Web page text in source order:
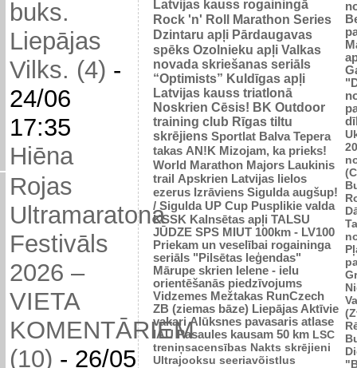
buks.
Liepājas
Vilks. (4) -
24/06
17:35
Hiēna
Rojas
Ultramaratona
Festivāls
2026 –
VIETA
KOMENTĀRIEM
(10) - 26/05
Latvijas kauss rogainingā
Rock 'n' Roll Marathon Series
Dzintaru apļi Pārdaugavas
spēks Ozolnieku apļi Valkas
novada skriešanas seriāls
“Optimists” Kuldīgas apļi
Latvijas kauss triatlonā
Noskrien Cēsis! BK Outdoor
training club Rīgas tiltu
skrējiens Sportlat Balva Tepera
takas AN!K Mizojam, ka prieks!
World Marathon Majors Laukinis
trail Apskrien Latvijas lielos
ezerus Izrāviens Sigulda augšup!
/ Sigulda UP Cup Pusplikie valda
KSSK Kalnsētas apļi TALSU
JŪDZE SPS MIUT 100km - LV100
Priekam un veselībai rogaininga
seriāls "Pilsētas leģendas"
Mārupe skrien Ielene - ielu
orientēšanās piedzīvojums
Vidzemes Mežtakas RunCzech
ZB (ziemas bāze) Liepājas Aktīvie
vakari Alūksnes pavasaris atlase
IAU Pasaules kausam 50 km LSC
treniņsacensības Nakts skrējieni
Ultrajooksu seeriavõistlus